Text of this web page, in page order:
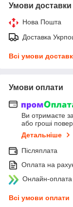
Умови доставки
Нова Пошта
Доставка
Всі умови
Умови оплати
Ви отримаєте
або гроші
Детальніше
Післяплата
Оплата на
Онлайн-
Всі умови оплати